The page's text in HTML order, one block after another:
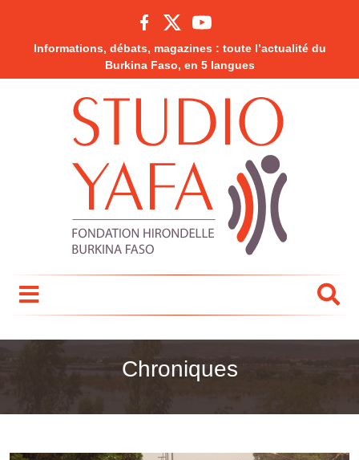
Informations, débats, magazines : toute l’actualité du
Burkina Faso, en 5 langues
Chroniques